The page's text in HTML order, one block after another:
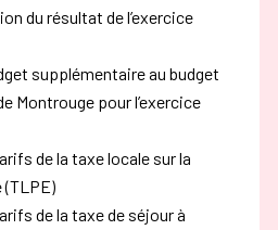
du résultat de l’exercice
supplémentaire au budget
Montrouge pour l’exercice
de la taxe locale sur la
de la taxe de séjour à